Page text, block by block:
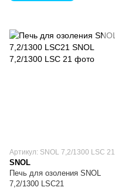
Артикул: SNOL 7,2/1300 LSC 21
SNOL
Печь для озоления SNOL
7,2/1300 LSC21